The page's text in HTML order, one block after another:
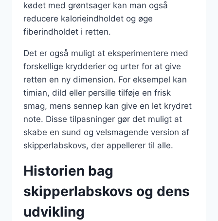
kødet med grøntsager kan man også
reducere kalorieindholdet og øge
fiberindholdet i retten.
Det er også muligt at eksperimentere med
forskellige krydderier og urter for at give
retten en ny dimension. For eksempel kan
timian, dild eller persille tilføje en frisk
smag, mens sennep kan give en let krydret
note. Disse tilpasninger gør det muligt at
skabe en sund og velsmagende version af
skipperlabskovs, der appellerer til alle.
Historien bag
skipperlabskovs og dens
udvikling